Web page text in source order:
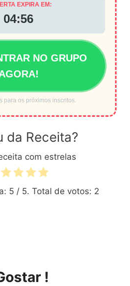
EXPIRA EM:
04:56
NO GRUPO
para os próximos inscritos.
da Receita?
com estrelas
5/ 5. Total de votos: 2
!